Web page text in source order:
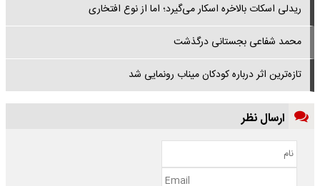
ریدلی اسکات بالاخره اسکار می‌گیرد؛ اما از نوع افتخاری
محمد شفاعی بجستانی درگذشت
تازه‌ترین اثر درباره کودکان میناب رونمایی شد
ارسال نظر